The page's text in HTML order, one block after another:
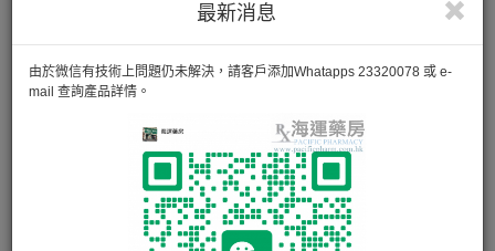
最新消息
由於微信有技術上問題仍未解決，請客戶添加Whatapps 23320078 或 e-
mail 查詢產品詳情。